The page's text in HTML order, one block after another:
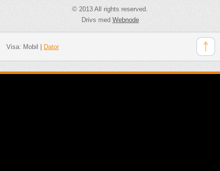
© 2013 All rights reserved.
Drivs medWebnode
Visa: Mobil Dator